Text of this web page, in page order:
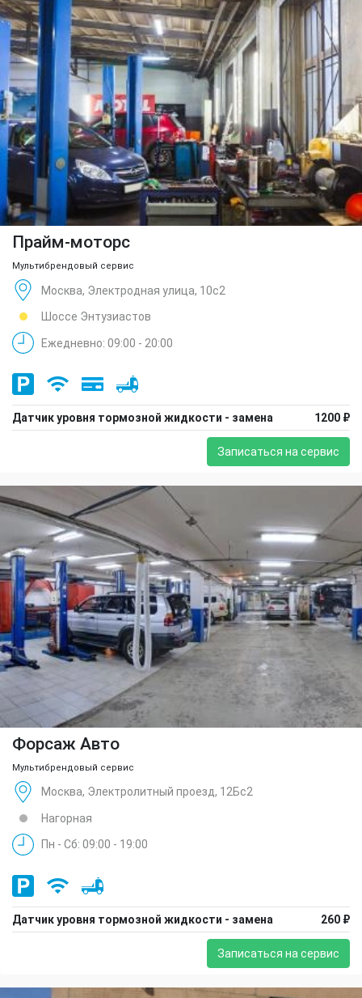
Прайм-моторс
Мультибрендовый сервис
Москва, Электродная улица, 10с2
Шоссе Энтузиастов
Ежедневно: 09:00 - 20:00
Датчик уровня тормозной жидкости - замена 1200 ₽
Записаться на сервис
Форсаж Авто
Мультибрендовый сервис
Москва, Электролитный проезд, 12Бс2
Нагорная
Пн - Сб: 09:00 - 19:00
Датчик уровня тормозной жидкости - замена 260 ₽
Записаться на сервис